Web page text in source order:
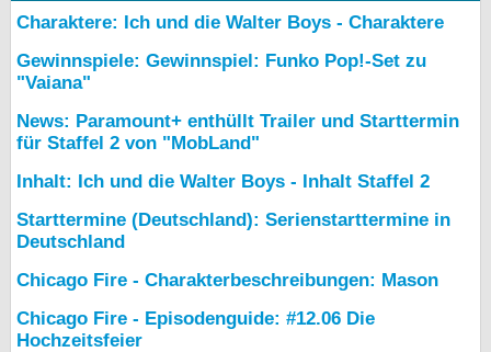
Charaktere: Ich und die Walter Boys - Charaktere
Gewinnspiele: Gewinnspiel: Funko Pop!-Set zu
"Vaiana"
News: Paramount+ enthüllt Trailer und Starttermin
für Staffel 2 von "MobLand"
Inhalt: Ich und die Walter Boys - Inhalt Staffel 2
Starttermine (Deutschland): Serienstarttermine in
Deutschland
Chicago Fire - Charakterbeschreibungen: Mason
Chicago Fire - Episodenguide: #12.06 Die
Hochzeitsfeier